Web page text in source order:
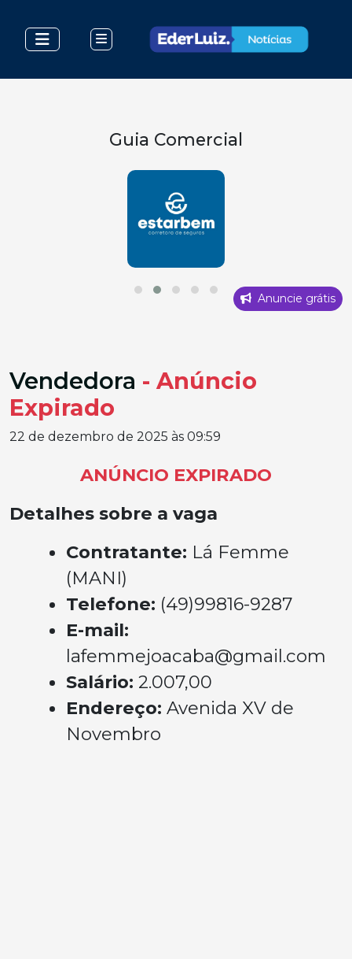
Guia Comercial
Anuncie grátis
Vendedora - Anúncio
Expirado
22 de dezembro de 2025 às 09:59
ANÚNCIO EXPIRADO
Detalhes sobre a vaga
Contratante: Lá Femme
(MANI)
Telefone: (49)99816-9287
E-mail:
lafemmejoacaba@gmail.com
Salário: 2.007,00
Endereço: Avenida XV de
Novembro